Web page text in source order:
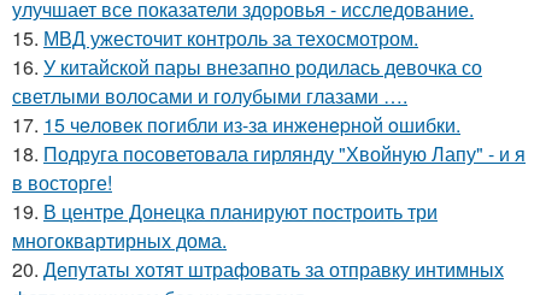
улучшает все показатели здоровья - исследование.
15. МВД ужесточит контроль за техосмотром.
16. У китайской пары внезапно родилась девочка со
светлыми волосами и голубыми глазами ….
17. 15 чeлoвeк пoгибли из-зa инжeнepнoй oшибки.
18. Подруга посоветовала гирлянду "Хвойную Лапу" - и я
в восторге!
19. В центре Донецка планируют построить три
многоквартирных дома.
20. Депутаты хотят штрафовать за отправку интимных